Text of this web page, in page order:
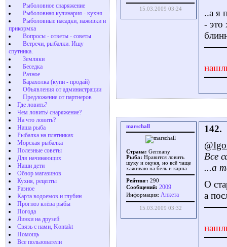
Рыболовное снаряжение
Рыболовная кулинария - кухня
Рыболовные насадки, наживки и
прикормка
Вопросы - ответы - советы
Встречи, рыбалки. Ищу
спутника.
Земляки
Беседка
Разное
Барахолка (купи - продай)
Объявления от администрации
Предложение от партнеров
Где ловить?
Чем ловить/ снаряжение?
На что ловить?
Наша рыба
Рыбалка на платниках
Морская рыбалка
Полезные советы
Для начинающих
Наши дети
Обзор магазинов
Кухня, рецепты
Разное
Карта водоемов и глубин
Прогноз клёва рыбы
Погода
Линки на друзей
Связь с нами, Kontakt
Помощь
Все пользователи
15.03.2009 03:24
..а я
- это
marschall
Страна: Germany
Рыба: Нравится ловить
щуку и окуня, но всё чаще
хаживаю на бель и карпа
Рейтинг: 290
Сообщений: 2009
Информация: Aнкета
15.03.2009 03:32
142.
Все
...а
О
a